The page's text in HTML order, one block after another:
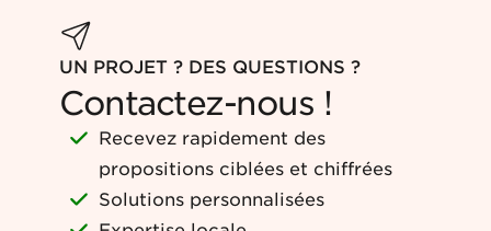
UN PROJET ? DES QUESTIONS ?
Contactez-nous !
Recevez rapidement des
propositions ciblées et chiffrées
Solutions personnalisées